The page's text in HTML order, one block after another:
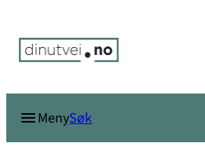
innhold
MenySøk